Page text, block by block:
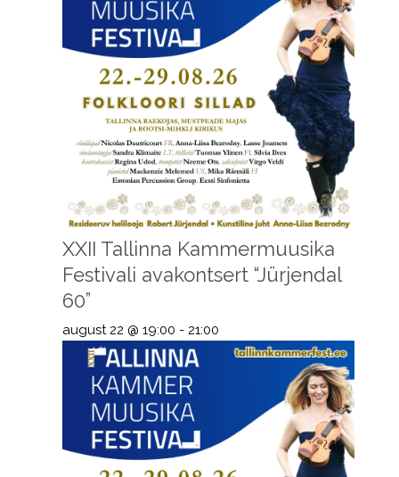
XXII Tallinna Kammermuusika
Festivali avakontsert “Jürjendal
60”
august 22 @ 19:00 - 21:00